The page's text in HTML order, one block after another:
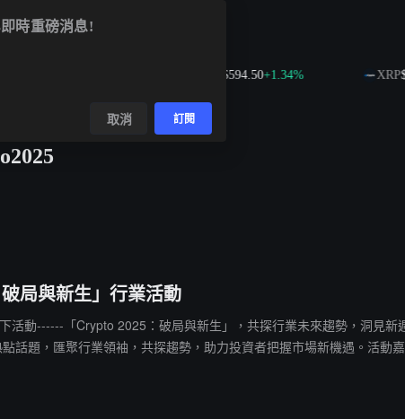
$594.50+1.34% XRP
局與新生」行業活動
動------「Crypto 2025：破局與新生」，共探行業未來趨勢，洞見新
題，匯聚行業領袖，共探趨勢，助力投資者把握市場新機遇。活動
時重磅消息!
取消 訂閱